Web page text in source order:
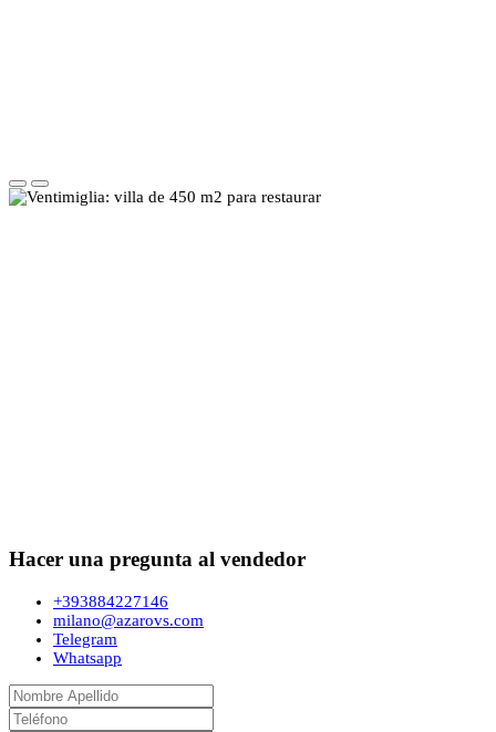
Hacer una pregunta al vendedor
+393884227146
milano@azarovs.com
Telegram
Whatsapp